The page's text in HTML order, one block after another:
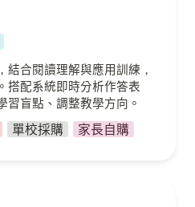
合閱讀理解與應用訓練，
搭配系統即時分析作答表
習盲點、調整教學方向。
單校採購 家長自購
探險記